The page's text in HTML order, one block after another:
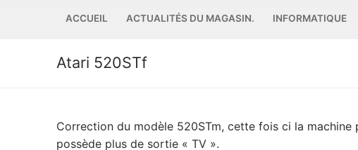
ACCUEIL ACTUALITÉS DU MAGASIN. INFORMATIQUE
Atari 520STf
Correction du modèle 520STm, cette fois ci la
possède plus de sortie « TV ».